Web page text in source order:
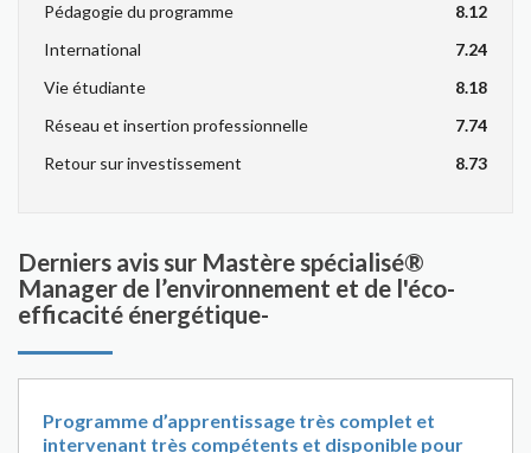
Pédagogie du programme
8.12
International
7.24
Vie étudiante
8.18
Réseau et insertion professionnelle
7.74
Retour sur investissement
8.73
Derniers avis sur Mastère spécialisé®
Manager de l’environnement et de l'éco-
efficacité énergétique-
Programme d’apprentissage très complet et
intervenant très compétents et disponible pour